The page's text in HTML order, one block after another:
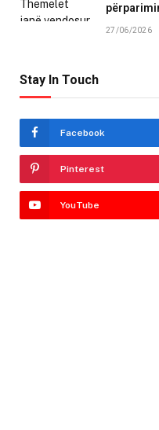
27/06/2026
Stay In Touch
Facebook
Pinterest
YouTube